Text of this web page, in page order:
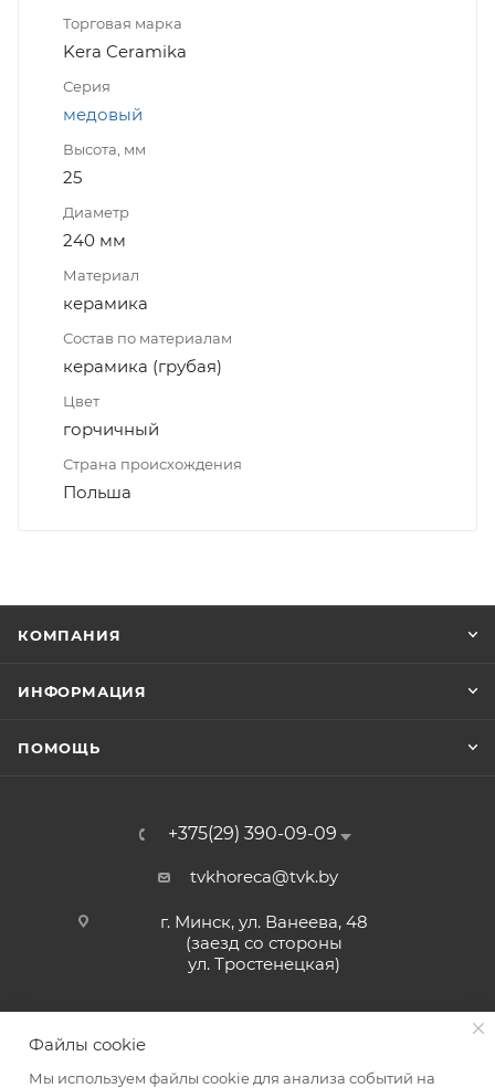
Торговая марка
Kera Ceramika
Серия
медовый
Высота, мм
25
Диаметр
240 мм
Материал
керамика
Состав по материалам
керамика (грубая)
Цвет
горчичный
Страна происхождения
Польша
КОМПАНИЯ
ИНФОРМАЦИЯ
ПОМОЩЬ
+375(29) 390-09-09
tvkhoreca@tvk.by
г. Минск, ул. Ванеева, 48
(заезд со стороны
ул. Тростенецкая)
Файлы cookie
Мы используем файлы cookie для анализа событий на